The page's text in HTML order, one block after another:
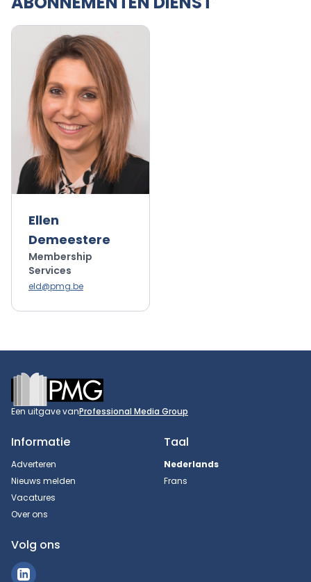
Ellen
Demeestere
Membership
Services
eld@pmg.be
Footer
Een uitgave vanProfessional Media Group
Informatie
Adverteren
Nieuws melden
Vacatures
Over ons
Taal
Nederlands
Frans
Volg ons